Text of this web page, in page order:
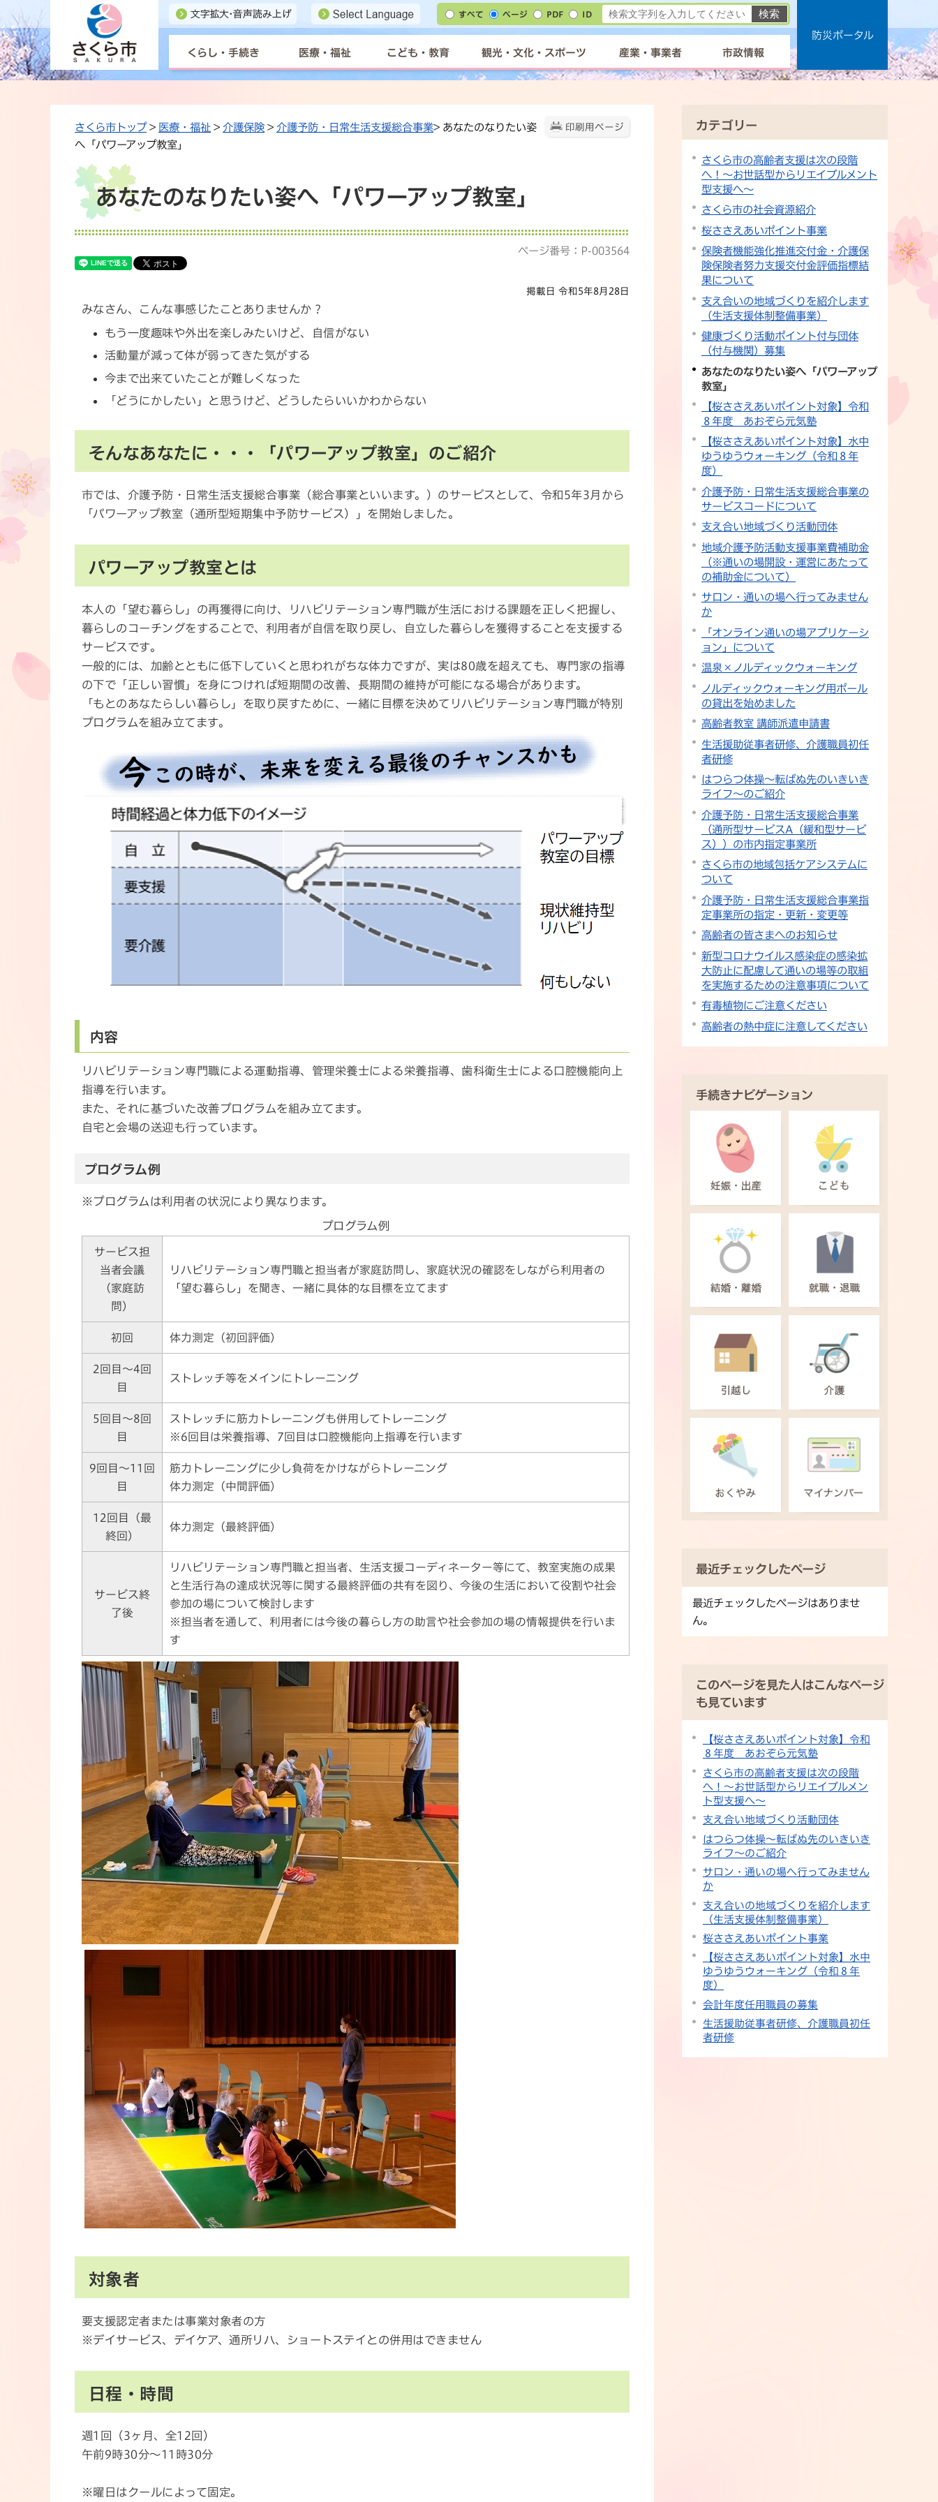
すべて ページ PDF ID
くらし・手続き 医療・福祉 こども・教育 観光・文化・スポーツ 産業・事業者 市政情報
防災ポータル
印刷用ページ
さくら市トップ> 医療・福祉 > 介護保険 > 介護予防・日常生活支援総合事業> あなたのなりたい姿
へ「パワーアップ教室」
あなたのなりたい姿へ「パワーアップ教室」
ページ番号：P-003564
掲載日 令和5年8月28日
みなさん、こんな事感じたことありませんか？
もう一度趣味や外出を楽しみたいけど、自信がない
活動量が減って体が弱ってきた気がする
今まで出来ていたことが難しくなった
「どうにかしたい」と思うけど、どうしたらいいかわからない
そんなあなたに・・・「パワーアップ教室」のご紹介
市では、介護予防・日常生活支援総合事業（総合事業といいます。）のサービスとして、令和5年3月から
「パワーアップ教室（通所型短期集中予防サービス）」を開始しました。
パワーアップ教室とは
本人の「望む暮らし」の再獲得に向け、リハビリテーション専門職が生活における課題を正しく把握し、
暮らしのコーチングをすることで、利用者が自信を取り戻し、自立した暮らしを獲得することを支援する
サービスです。
一般的には、加齢とともに低下していくと思われがちな体力ですが、実は80歳を超えても、専門家の指導
の下で「正しい習慣」を身につければ短期間の改善、長期間の維持が可能になる場合があります。
「もとのあなたらしい暮らし」を取り戻すために、一緒に目標を決めてリハビリテーション専門職が特別
プログラムを組み立てます。
内容
リハビリテーション専門職による運動指導、管理栄養士による栄養指導、歯科衛生士による口腔機能向上
指導を行います。
また、それに基づいた改善プログラムを組み立てます。
自宅と会場の送迎も行っています。
プログラム例
※プログラムは利用者の状況により異なります。
プログラム例
サービス担
当者会議
（家庭訪
問）
リハビリテーション専門職と担当者が家庭訪問し、家庭状況の確認をしながら利用者の
「望む暮らし」を聞き、一緒に具体的な目標を立てます
初回 体力測定（初回評価）
2回目～4回
目
ストレッチ等をメインにトレーニング
5回目～8回
目
ストレッチに筋力トレーニングも併用してトレーニング
※6回目は栄養指導、7回目は口腔機能向上指導を行います
9回目～11回
目
筋力トレーニングに少し負荷をかけながらトレーニング
体力測定（中間評価）
12回目（最
終回）
体力測定（最終評価）
サービス終
了後
リハビリテーション専門職と担当者、生活支援コーディネーター等にて、教室実施の成果
と生活行為の達成状況等に関する最終評価の共有を図り、今後の生活において役割や社会
参加の場について検討します
※担当者を通して、利用者には今後の暮らし方の助言や社会参加の場の情報提供を行いま
す
対象者
要支援認定者または事業対象者の方
※デイサービス、デイケア、通所リハ、ショートステイとの併用はできません
日程・時間
週1回（3ヶ月、全12回）
午前9時30分～11時30分
※曜日はクールによって固定。
カテゴリー
さくら市の高齢者支援は次の段階
へ！～お世話型からリエイブルメント
型支援へ～
さくら市の社会資源紹介
桜ささえあいポイント事業
保険者機能強化推進交付金・介護保
険保険者努力支援交付金評価指標結
果について
支え合いの地域づくりを紹介します
（生活支援体制整備事業）
健康づくり活動ポイント付与団体
（付与機関）募集
あなたのなりたい姿へ「パワーアップ
教室」
【桜ささえあいポイント対象】令和
８年度 あおぞら元気塾
【桜ささえあいポイント対象】水中
ゆうゆうウォーキング（令和８年
度）
介護予防・日常生活支援総合事業の
サービスコードについて
支え合い地域づくり活動団体
地域介護予防活動支援事業費補助金
（※通いの場開設・運営にあたって
の補助金について）
サロン・通いの場へ行ってみません
か
「オンライン通いの場アプリケーシ
ョン」について
温泉×ノルディックウォーキング
ノルディックウォーキング用ポール
の貸出を始めました
高齢者教室 講師派遣申請書
生活援助従事者研修、介護職員初任
者研修
はつらつ体操～転ばぬ先のいきいき
ライフ～のご紹介
介護予防・日常生活支援総合事業
（通所型サービスA（緩和型サービ
ス））の市内指定事業所
さくら市の地域包括ケアシステムに
ついて
介護予防・日常生活支援総合事業指
定事業所の指定・更新・変更等
高齢者の皆さまへのお知らせ
新型コロナウイルス感染症の感染拡
大防止に配慮して通いの場等の取組
を実施するための注意事項について
有毒植物にご注意ください
高齢者の熱中症に注意してください
手続きナビゲーション
最近チェックしたページ
最近チェックしたページはありませ
ん。
このページを見た人はこんなページ
も見ています
【桜ささえあいポイント対象】令和
８年度 あおぞら元気塾
さくら市の高齢者支援は次の段階
へ！～お世話型からリエイブルメン
ト型支援へ～
支え合い地域づくり活動団体
はつらつ体操～転ばぬ先のいきいき
ライフ～のご紹介
サロン・通いの場へ行ってみません
か
支え合いの地域づくりを紹介します
（生活支援体制整備事業）
桜ささえあいポイント事業
【桜ささえあいポイント対象】水中
ゆうゆうウォーキング（令和８年
度）
会計年度任用職員の募集
生活援助従事者研修、介護職員初任
者研修